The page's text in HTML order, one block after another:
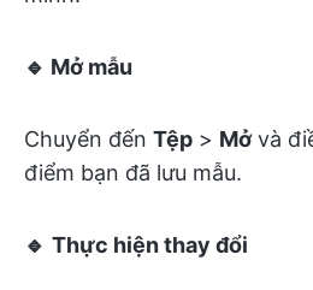
🔹 Mở mẫu
Chuyển đến Tệp > Mởvà
điểm bạn đã lưu mẫu.
🔹 Thực hiện thay đổi